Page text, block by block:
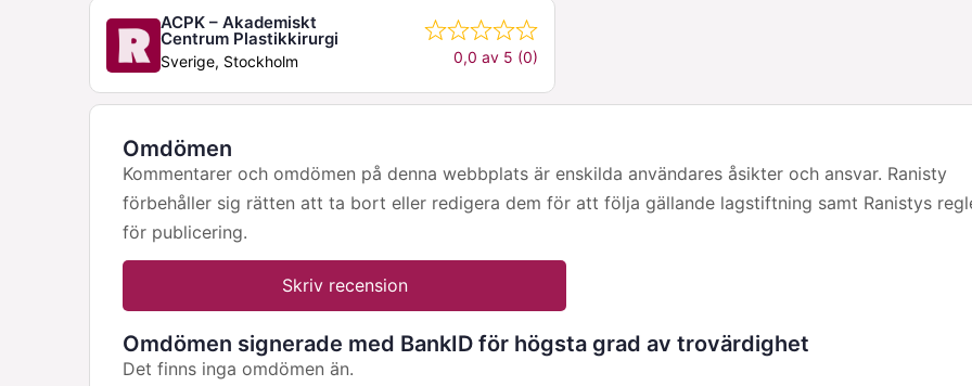
ACPK – Akademiskt
Centrum Plastikkirurgi
Sverige, Stockholm 0,0 av 5 (0)
Omdömen
Kommentarer och omdömen på denna webbplats är enskilda användares åsikter och ansvar. Ranisty
förbehåller sig rätten att ta bort eller redigera dem för att följa gällande lagstiftning samt Ranistys
för publicering.
Skriv recension
Omdömen signerade med BankID för högsta grad av trovärdighet
Det finns inga omdömen än.